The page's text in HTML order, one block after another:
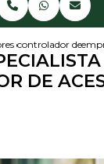
de acesso
controlador de
DE